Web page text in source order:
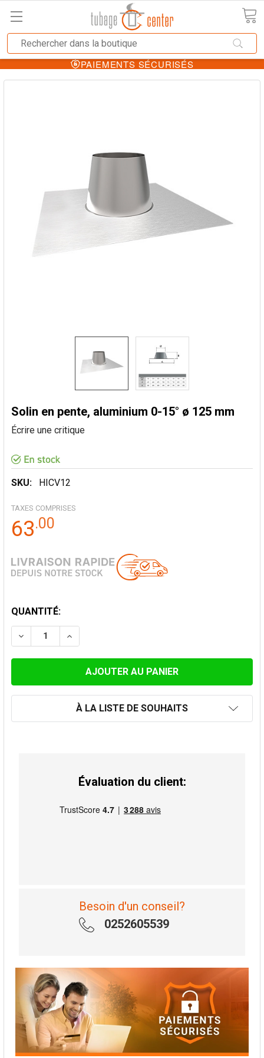
PAIEMENTS SÉCURISÉS
Solin en pente, aluminium 0-15° ø 125 mm
Écrire une critique
SKU: HICV12
TAXES COMPRISES
63.00
STOCK
ACTUEL:
QUANTITÉ:
DIMINUER LA QUANTITÉ DE SOLIN EN PENTE,
AUGMENTER LA QUANTITÉ DE SOLIN EN
À LA LISTE DE SOUHAITS
Évaluation du client:
Besoin d'un conseil?
0252605539